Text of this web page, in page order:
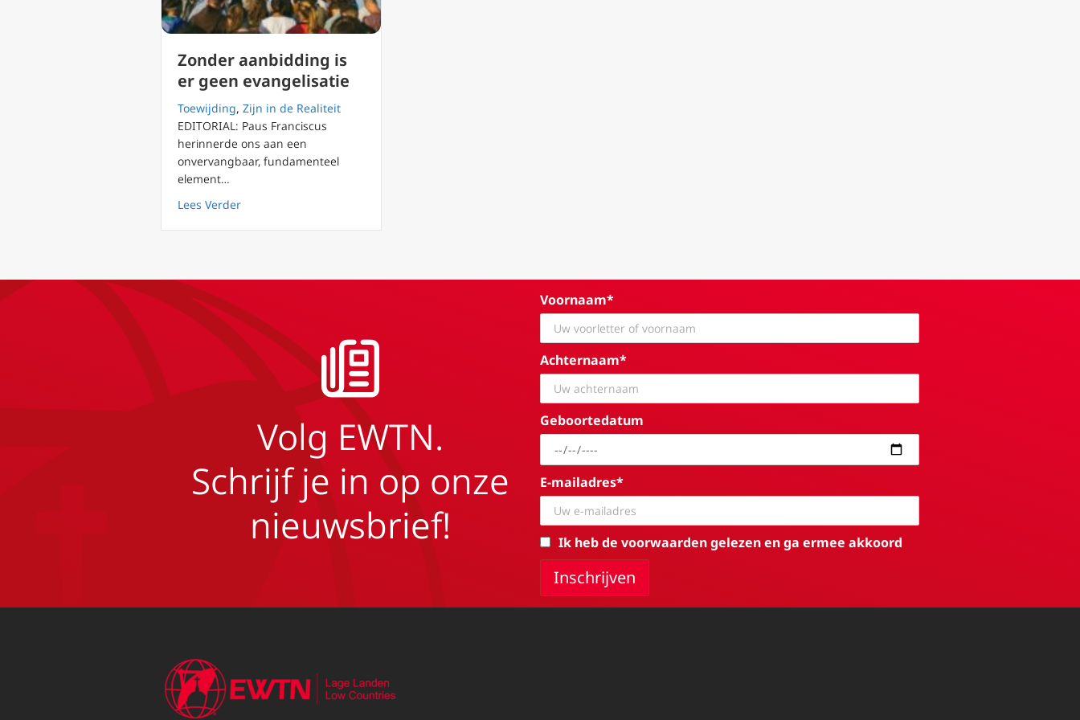
Zonder aanbidding is
er geen evangelisatie
Toewijding, Zijn in de Realiteit
EDITORIAL: Paus Franciscus
herinnerde ons aan een
onvervangbaar, fundamenteel
element…
Lees Verderabout Zonder aanbidding is er geen evangelisatie
Volg EWTN.
Schrijf je in op onze
nieuwsbrief!
Voornaam*
Achternaam*
Geboortedatum
E-mailadres*
Ik heb de voorwaarden gelezen en ga ermee akkoord